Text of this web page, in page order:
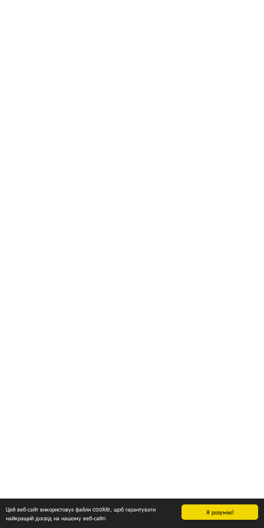
Я розумію!
Цей веб-сайт використовує файли cookie, щоб гарантувати
найкращий досвід на нашому веб-сайті